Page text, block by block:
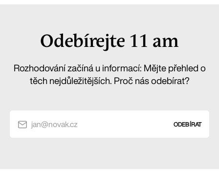
Odebírejte 11 am
Rozhodování začíná u informací: Mějte přehled o
těch nejdůležitějších. Proč nás odebírat?
jan@novak.cz ODEBÍRAT